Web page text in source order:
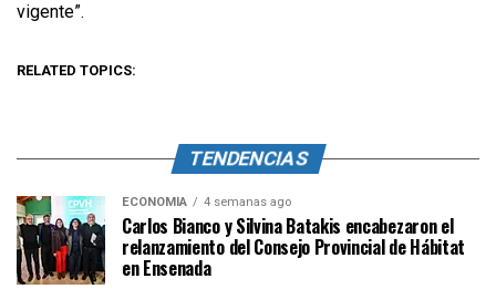
vigente”.
RELATED TOPICS:
TENDENCIAS
ECONOMÍA 4 semanas ago
Carlos Bianco y Silvina Batakis encabezaron el
relanzamiento del Consejo Provincial de Hábitat
en Ensenada